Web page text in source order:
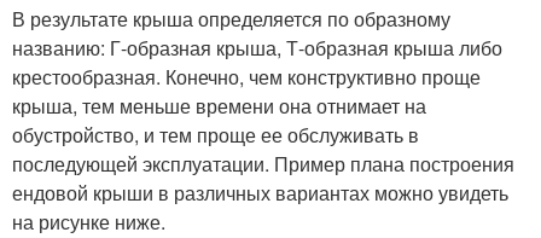
В результате крыша определяется по образному
названию: Г-образная крыша, Т-образная крыша либо
крестообразная. Конечно, чем конструктивно проще
крыша, тем меньше времени она отнимает на
обустройство, и тем проще ее обслуживать в
последующей эксплуатации. Пример плана построения
ендовой крыши в различных вариантах можно увидеть
на рисунке ниже.